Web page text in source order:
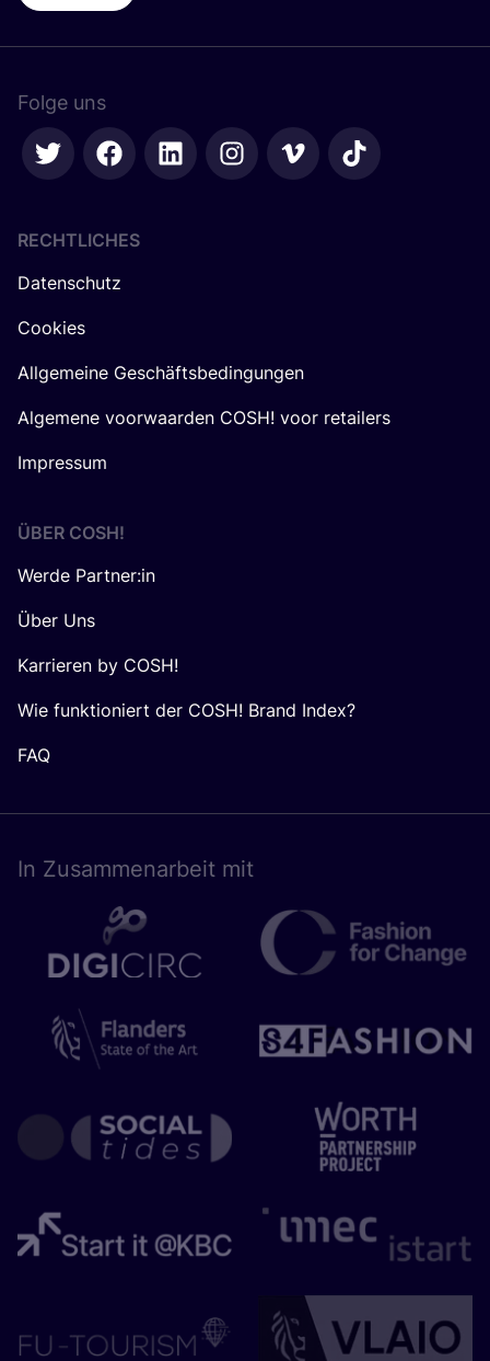
Folge uns
RECHTLICHES
Datenschutz
Cookies
Allgemeine Geschäftsbedingungen
Algemene voorwaarden COSH! voor retailers
Impressum
ÜBER COSH!
Werde Partner:in
Über Uns
Karrieren by COSH!
Wie funktioniert der COSH! Brand Index?
FAQ
In Zusam­men­ar­beit mit